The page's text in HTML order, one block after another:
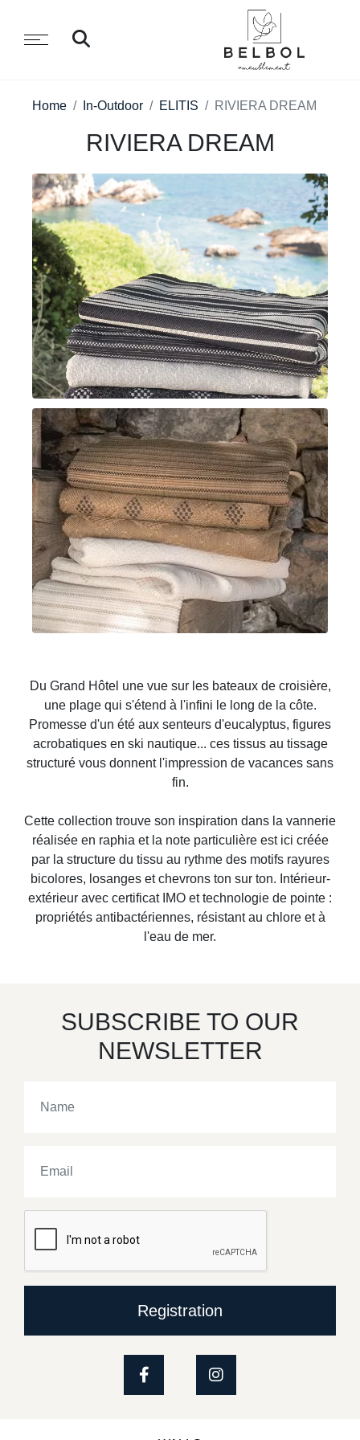
Home In-Outdoor ELITIS RIVIERA DREAM
RIVIERA DREAM
Du Grand Hôtel une vue sur les bateaux de croisière,
une plage qui s'étend à l'infini le long de la côte.
Promesse d'un été aux senteurs d'eucalyptus, figures
acrobatiques en ski nautique... ces tissus au tissage
structuré vous donnent l'impression de vacances sans
fin.
Cette collection trouve son inspiration dans la vannerie
réalisée en raphia et la note particulière est ici créée
par la structure du tissu au rythme des motifs rayures
bicolores, losanges et chevrons ton sur ton. Intérieur-
extérieur avec certificat IMO et technologie de pointe :
propriétés antibactériennes, résistant au chlore et à
l'eau de mer.
SUBSCRIBE TO OUR
NEWSLETTER
Registration